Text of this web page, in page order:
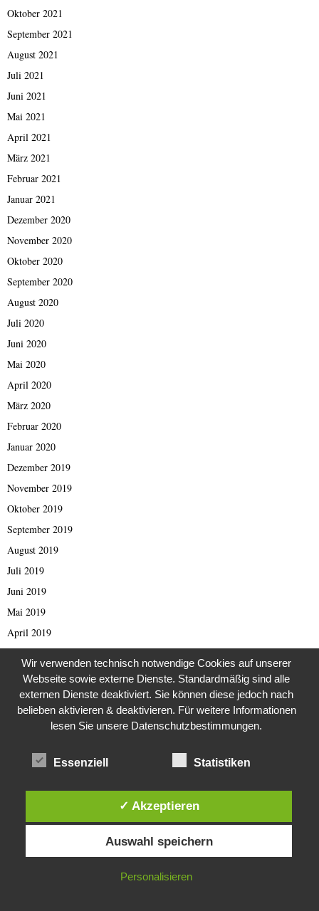
Oktober 2021
September 2021
August 2021
Juli 2021
Juni 2021
Mai 2021
April 2021
März 2021
Februar 2021
Januar 2021
Dezember 2020
November 2020
Oktober 2020
September 2020
August 2020
Juli 2020
Juni 2020
Mai 2020
April 2020
März 2020
Februar 2020
Januar 2020
Dezember 2019
November 2019
Oktober 2019
September 2019
August 2019
Juli 2019
Juni 2019
Mai 2019
April 2019
März 2019
Februar 2019
Januar 2019
Dezember 2018
Oktober 2018
Mai 2018
Diese Website verwendet Cookies. Durch die weitere Nutzung dieser
Website stimmst du der Verwendung von Cookies zu.
IN ORDNUNG
Wir verwenden technisch notwendige Cookies auf unserer
Webseite sowie externe Dienste. Standardmäßig sind alle
externen Dienste deaktiviert. Sie können diese jedoch nach
belieben aktivieren & deaktivieren. Für weitere Informationen
lesen Sie unsere Datenschutzbestimmungen.
Essenziell Statistiken
✓ Akzeptieren
Auswahl speichern
Personalisieren